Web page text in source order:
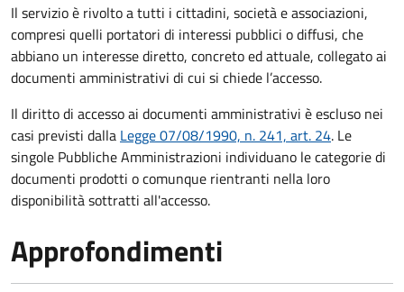
Il servizio è rivolto a tutti i cittadini, società e associazioni,
compresi quelli portatori di interessi pubblici o diffusi, che
abbiano un interesse diretto, concreto ed attuale, collegato ai
documenti amministrativi di cui si chiede l’accesso.
Il diritto di accesso ai documenti amministrativi è escluso nei
casi previsti dalla Legge 07/08/1990, n. 241, art. 24. Le
singole Pubbliche Amministrazioni individuano le categorie di
documenti prodotti o comunque rientranti nella loro
disponibilità sottratti all'accesso.
Approfondimenti